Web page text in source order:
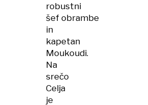
robustni
šef obrambe
in
kapetan
Moukoudi.
Na
srečo
Celja
je